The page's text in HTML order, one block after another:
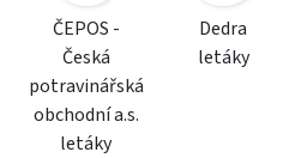
ČEPOS -
Česká
potravinářská
obchodní a.s.
letáky
Dedra
letáky